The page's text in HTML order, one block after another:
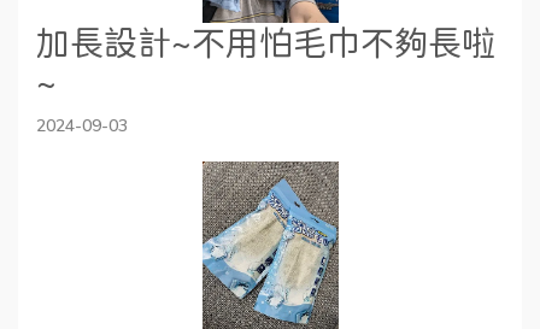
加長設計~不用怕毛巾不夠長啦
~
2024-09-03